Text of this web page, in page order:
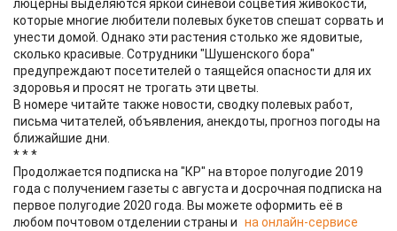
люцерны выделяются яркой синевой соцветия живокости,
которые многие любители полевых букетов спешат сорвать и
унести домой. Однако эти растения столько же ядовитые,
сколько красивые. Сотрудники "Шушенского бора"
предупреждают посетителей о таящейся опасности для их
здоровья и просят не трогать эти цветы.
В номере читайте также новости, сводку полевых работ,
письма читателей, объявления, анекдоты, прогноз погоды на
ближайшие дни.
* * *
Продолжается подписка на "КР" на второе полугодие 2019
года с получением газеты с августа и досрочная подписка на
первое полугодие 2020 года. Вы можете оформить её в
любом почтовом отделении страны и на онлайн-сервисе